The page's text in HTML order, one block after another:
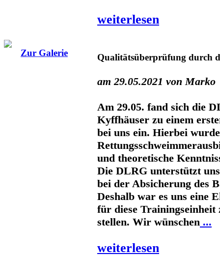
weiterlesen
Zur Galerie Qualitätsüberprüfung durch
am 29.05.2021 von Marko
Am 29.05. fand sich die
Kyffhäuser zu einem
bei uns ein. Hierbei
und theoretische
Die DLRG unterstützt
bei der Absicherung des
Deshalb war es uns eine
für diese Trainingseinheit
stellen. Wir wünschen ...
weiterlesen